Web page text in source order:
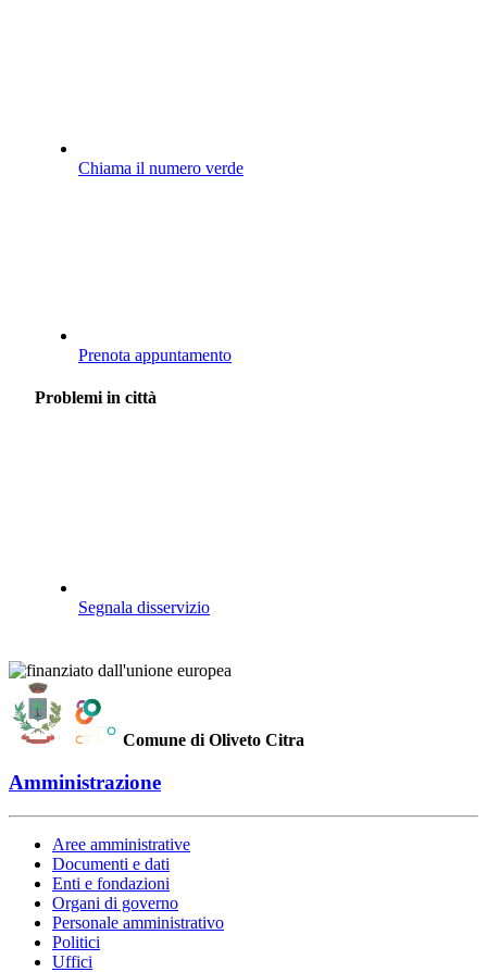
Chiama il numero verde
Prenota appuntamento
Problemi in città
Segnala disservizio
Comune di Oliveto Citra
Amministrazione
Aree amministrative
Documenti e dati
Enti e fondazioni
Organi di governo
Personale amministrativo
Politici
Uffici